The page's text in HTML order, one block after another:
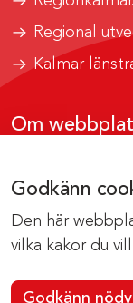
Godkänn
Den här
vilka kakor du
Godkänn
Regional
Kalmar
Om
Om cookies
Kontakta